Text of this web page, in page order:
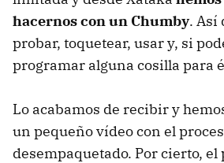
hacernos con un Chumby. Así
probar, toquetear, usar y, si
programar alguna cosilla para
Lo acabamos de recibir y
un pequeño vídeo con el
desempaquetado. Por cierto, el